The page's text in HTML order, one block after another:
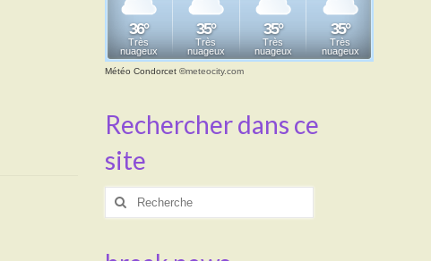
Météo Condorcet©meteocity.com
Rechercher dans ce
site
Rechercher